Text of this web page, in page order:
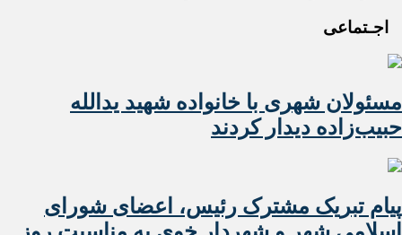
اجـتماعی
مسئولان شهری با خانواده شهید یدالله
حبیب‌زاده دیدار کردند
پیام تبریک مشترک رئیس، اعضای شورای